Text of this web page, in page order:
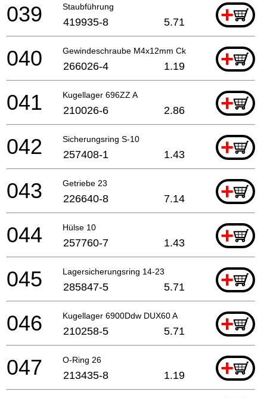
Staubführung +
039 419935-8 5.71
Gewindeschraube M4x12mm Ck +
040 266026-4 1.19
Kugellager 696ZZ A +
041 210026-6 2.86
Sicherungsring S-10 +
042 257408-1 1.43
Getriebe 23 +
043 226640-8 7.14
Hülse 10 +
044 257760-7 1.43
Lagersicherungsring 14-23 +
045 285847-5 5.71
Kugellager 6900Ddw DUX60 A +
046 210258-5 5.71
O-Ring 26 +
047 213435-8 1.19